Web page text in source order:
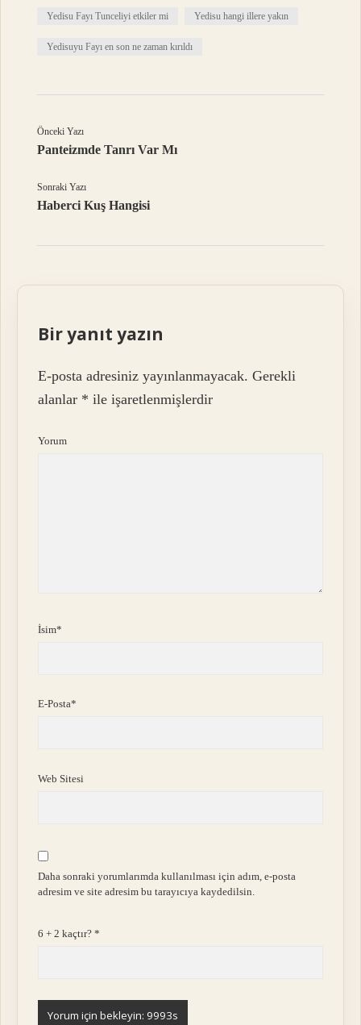
Yedisu Fayı Tunceliyi etkiler mi Yedisu hangi illere yakın
Yedisuyu Fayı en son ne zaman kırıldı
Önceki Yazı
Panteizmde Tanrı Var Mı
Sonraki Yazı
Haberci Kuş Hangisi
Bir yanıt yazın
E-posta adresiniz yayınlanmayacak. Gerekli
alanlar * ile işaretlenmişlerdir
Yorum
İsim*
E-Posta*
Web Sitesi
Daha sonraki yorumlarımda kullanılması için adım, e-posta
adresim ve site adresim bu tarayıcıya kaydedilsin.
6 + 2 kaçtır?*